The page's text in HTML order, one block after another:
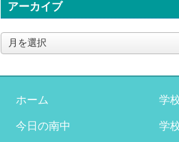
アーカイブ
ア
ー
イ
ホーム 学
今日の南中 学